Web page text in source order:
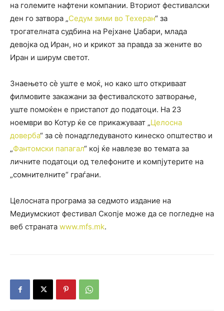
на големите нафтени компании. Вториот фестивалски
ден го затвора „Седум зими во Техеран“ за
трогателната судбина на Рејхане Џабари, млада
девојка од Иран, но и крикот за правда за жените во
Иран и ширум светот.
Знаењето сè уште е моќ, но како што откриваат
филмовите закажани за фестивалското затворање,
уште помоќен е пристапот до податоци. На 23
ноември во Котур ќе се прикажуваат „Целосна
доверба“ за сè понадгледуваното кинеско општество и
„Фантомски папагал“ кој ќе навлезе во темата за
личните податоци од телефоните и компјутерите на
„сомнителните“ граѓани.
Целосната програма за седмото издание на
Медиумскиот фестивал Скопје може да се погледне на
веб страната www.mfs.mk.